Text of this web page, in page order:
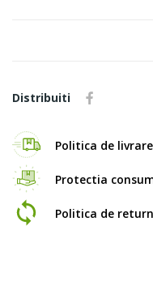
Distribuiti
Politica de livrare
Protectia
Politica de